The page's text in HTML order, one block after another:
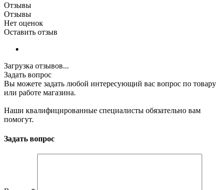
Отзывы
Отзывы
Нет оценок
Оставить отзыв
Загрузка отзывов...
Задать вопрос
Вы можете задать любой интересующий вас вопрос по товару
или работе магазина.
Наши квалифицированные специалисты обязательно вам
помогут.
Задать вопрос